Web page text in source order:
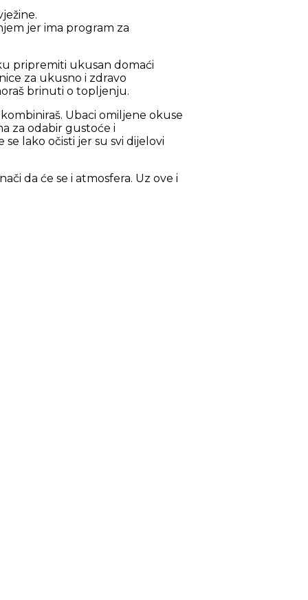
jer ima program za
pripremiti ukusan domaći
za ukusno i zdravo
brinuti o topljenju.
Ubaci omiljene okuse
za odabir gustoće i
lako očisti jer su svi dijelovi
da će se i atmosfera. Uz ove i